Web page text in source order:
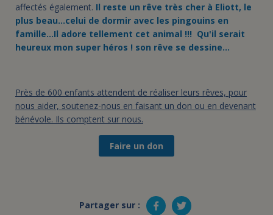
affectés également. Il reste un rêve très cher à Eliott, le
plus beau…celui de dormir avec les pingouins en
famille…Il adore tellement cet animal !!! Qu'il serait
heureux mon super héros ! son rêve se dessine…
Près de 600 enfants attendent de réaliser leurs rêves, pour
nous aider, soutenez-nous en faisant un don ou en devenant
bénévole. Ils comptent sur nous.
Faire un don
Partager sur :